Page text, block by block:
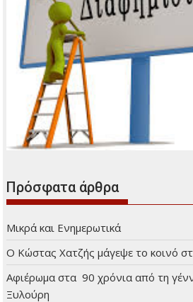
Πρόσφατα άρθρα
Μικρά και Ενημερωτικά
Ο Κώστας Χατζής μάγεψε το κοινό
Αφιέρωμα στα 90 χρόνια από τη
Ξυλούρη